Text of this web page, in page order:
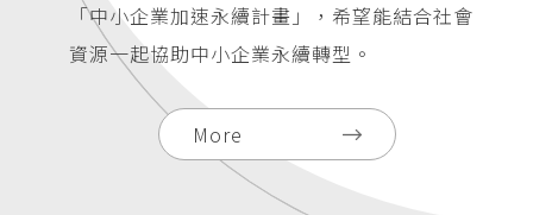
「中小企業加速永續計畫」，希望能結合社會
資源一起協助中小企業永續轉型。
More